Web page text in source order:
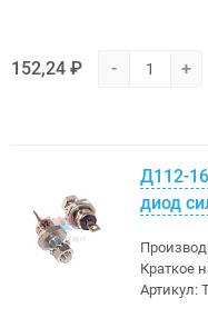
152,24 ₽ - +
Д112-
диод
Краткое
Артикул: